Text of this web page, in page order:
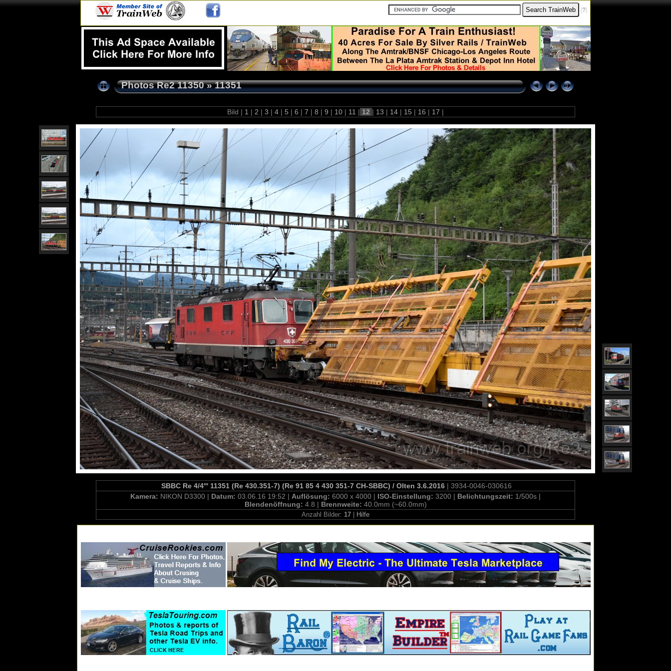
[?]
Photos Re2 11350»11351
Bild | 1 | 2 | 3 | 4 | 5 | 6 | 7 | 8 | 9 | 10 | 11 | 12 | 13 | 14 | 15 | 16 | 17 |
SBBC Re 4/4''' 11351 (Re 430.351-7) (Re 91 85 4 430 351-7 CH-SBBC) / Olten 3.6.2016 | 3934-0046-030616
Kamera: NIKON D3300 | Datum: 03.06.16 19:52 | Auflösung: 6000 x 4000 | ISO-Einstellung: 3200 | Belichtungszeit: 1/500s |
Blendenöffnung: 4.8 | Brennweite: 40.0mm (~60.0mm)
Anzahl Bilder: 17 Hilfe